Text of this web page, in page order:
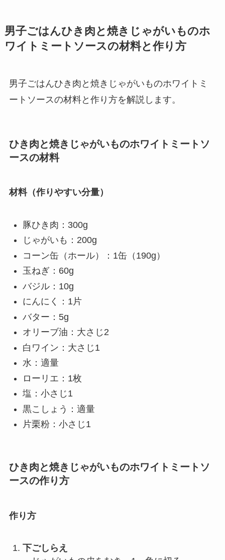
男子ごはんひき肉と焼きじゃがいものホ
ワイトミートソースの材料と作り方
男子ごはんひき肉と焼きじゃがいものホワイトミ
ートソースの材料と作り方を解説します。
ひき肉と焼きじゃがいものホワイトミートソ
ースの材料
材料（作りやすい分量）
豚ひき肉：300g
じゃがいも：200g
コーン缶（ホール）：1缶（190g）
玉ねぎ：60g
バジル：10g
にんにく：1片
バター：5g
オリーブ油：大さじ2
白ワイン：大さじ1
水：適量
ローリエ：1枚
塩：小さじ1
黒こしょう：適量
片栗粉：小さじ1
ひき肉と焼きじゃがいものホワイトミートソ
ースの作り方
作り方
下ごしらえ